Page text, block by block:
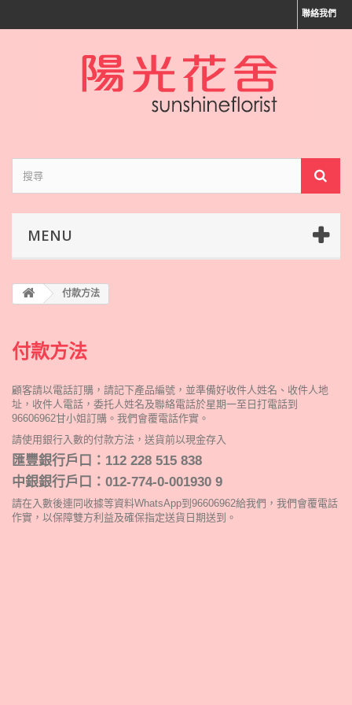
聯絡我們
MENU
付款方法
付款方法
顧客請以電話訂購，請記下產品編號，並準備好收件人姓名、收件人地
址，收件人電話，委托人姓名及聯絡電話於星期一至日打電話到
96606962甘小姐訂購。我們會覆電話作實。
請使用銀行入數的付款方法，送貨前以現金存入
匯豐銀行戶口：112 228 515 838
中銀銀行戶口：012-774-0-001930 9
請在入數後連同收據等資料WhatsApp到96606962給我們，我們會覆電話
作實，以保障雙方利益及確保指定送貨日期送到。